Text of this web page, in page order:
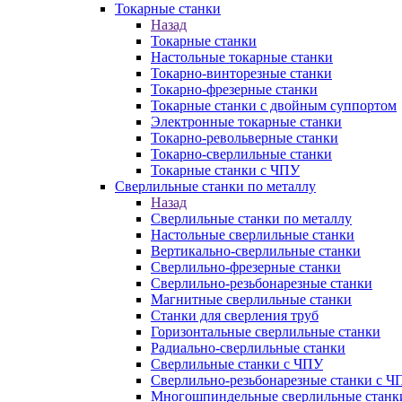
Токарные станки
Назад
Токарные станки
Настольные токарные станки
Токарно-винторезные станки
Токарно-фрезерные станки
Токарные станки с двойным суппортом
Электронные токарные станки
Токарно-револьверные станки
Токарно-сверлильные станки
Токарные станки с ЧПУ
Сверлильные станки по металлу
Назад
Сверлильные станки по металлу
Настольные сверлильные станки
Вертикально-сверлильные станки
Сверлильно-фрезерные станки
Сверлильно-резьбонарезные станки
Магнитные сверлильные станки
Станки для сверления труб
Горизонтальные сверлильные станки
Радиально-сверлильные станки
Сверлильные станки с ЧПУ
Сверлильно-резьбонарезные станки с
Многошпиндельные сверлильные